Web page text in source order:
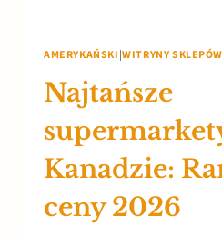
AMERYKAŃSKI|WITRYNY
Najtańsze
Kanadzie:
ceny 2026